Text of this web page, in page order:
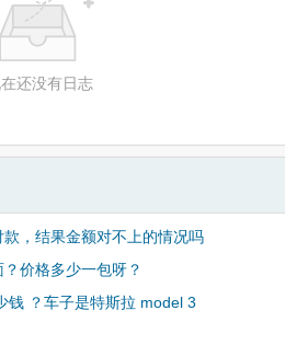
还没有日志
，结果金额对不上的情况吗
价格多少一包呀？
钱 ？车子是特斯拉 model 3